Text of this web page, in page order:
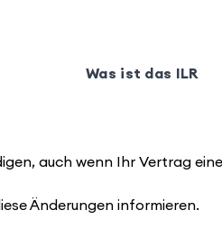
Was ist das ILR
auch wenn Ihr Vertrag
Änderungen informieren.